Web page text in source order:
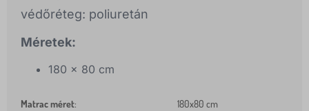
védőréteg: poliuretán
Méretek:
180 x 80 cm
Matrac méret: 180x80 cm